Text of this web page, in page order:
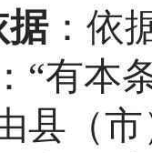
据：依
： “有本
县（